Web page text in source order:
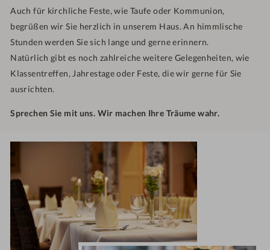
Auch für kirchliche Feste, wie Taufe oder Kommunion,
begrüßen wir Sie herzlich in unserem Haus. An himmlische
Stunden werden Sie sich lange und gerne erinnern.
Natürlich gibt es noch zahlreiche weitere Gelegenheiten, wie
Klassentreffen, Jahrestage oder Feste, die wir gerne für Sie
ausrichten.
Sprechen Sie mit uns. Wir machen Ihre Träume wahr.